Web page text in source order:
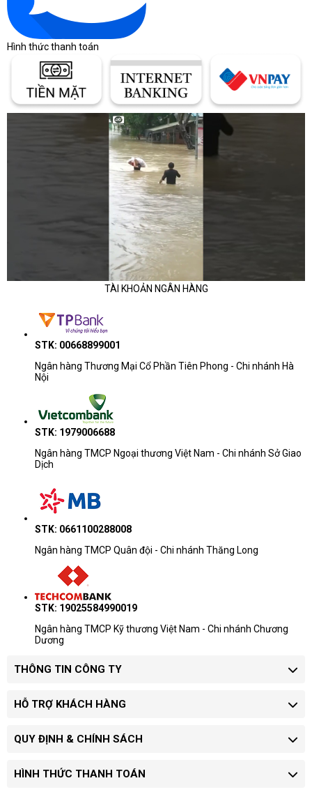
Hình thức thanh toán
TÀI KHOẢN NGÂN HÀNG
STK: 00668899001
Ngân hàng Thương Mại Cổ Phần Tiên Phong - Chi nhánh Hà
Nội
STK: 1979006688
Ngân hàng TMCP Ngoại thương Việt Nam - Chi nhánh Sở Giao
Dịch
STK: 0661100288008
Ngân hàng TMCP Quân đội - Chi nhánh Thăng Long
STK: 19025584990019
Ngân hàng TMCP Kỹ thương Việt Nam - Chi nhánh Chương
Dương
THÔNG TIN CÔNG TY
HỖ TRỢ KHÁCH HÀNG
QUY ĐỊNH & CHÍNH SÁCH
HÌNH THỨC THANH TOÁN